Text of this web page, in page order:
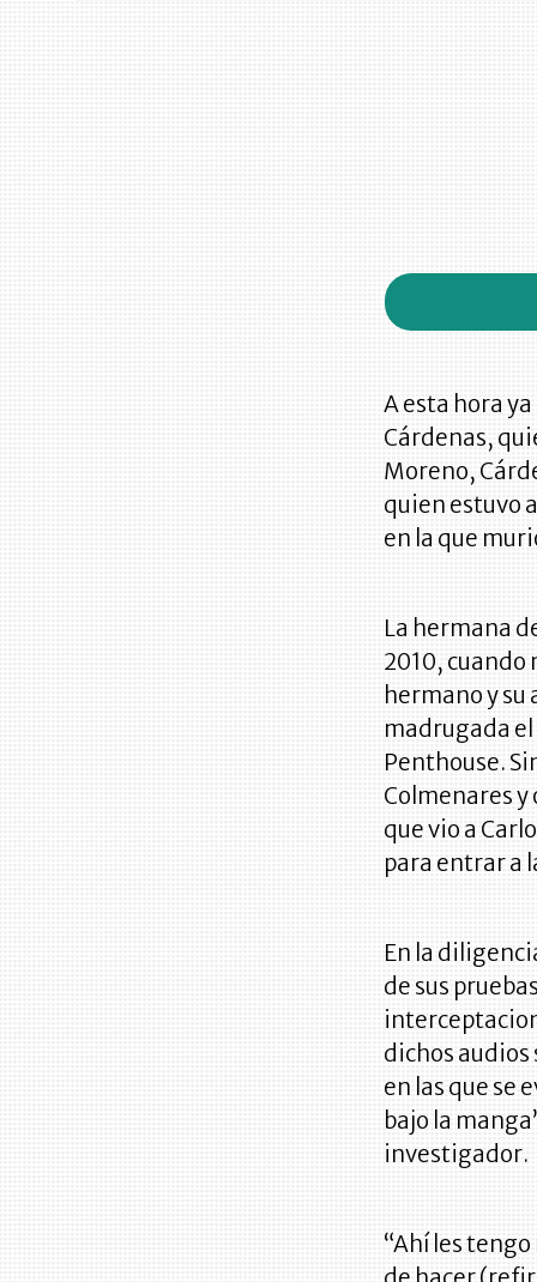
A esta hora
Cárdenas,
Moreno,
quien estuvo
en la que
La hermana
2010, cuando
hermano y su
madrugada el
Penthouse.
Colmenares
que vio a
para entrar a
En la
de sus
dichos audios
en las que se
bajo la
investigador.
“Ahí les